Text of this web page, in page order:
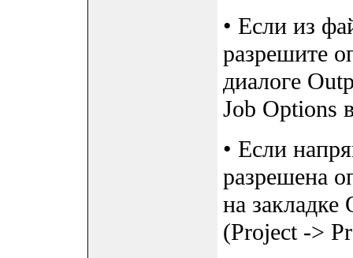
• Если из
разрешите
диалоге
Job Options
• Если
разрешена
на закладке
(Project ->